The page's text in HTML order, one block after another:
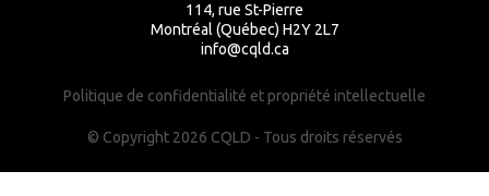
114, rue St-Pierre
Montréal (Québec) H2Y 2L7
info@cqld.ca
© Copyright 2026 CQLD - Tous droits réservés
Politique de confidentialité et propriété intellectuelle